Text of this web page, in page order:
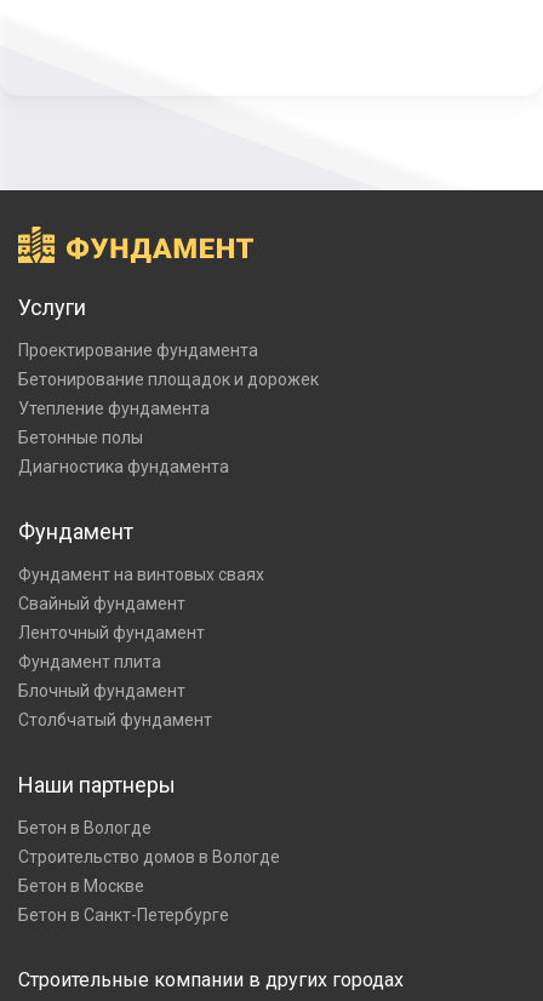
Услуги
Проектирование фундамента
Бетонирование площадок и дорожек
Утепление фундамента
Бетонные полы
Диагностика фундамента
Фундамент
Фундамент на винтовых сваях
Свайный фундамент
Ленточный фундамент
Фундамент плита
Блочный фундамент
Столбчатый фундамент
Наши партнеры
Бетон в Вологде
Строительство домов в Вологде
Бетон в Москве
Бетон в Санкт-Петербурге
Строительные компании в других городах